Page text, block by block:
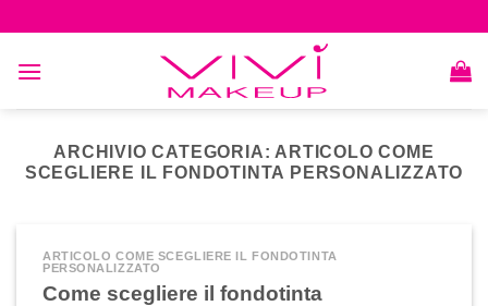
content
ARCHIVIO CATEGORIA: ARTICOLO COME
SCEGLIERE IL FONDOTINTA PERSONALIZZATO
ARTICOLO COME SCEGLIERE IL FONDOTINTA
PERSONALIZZATO
Come scegliere il fondotinta